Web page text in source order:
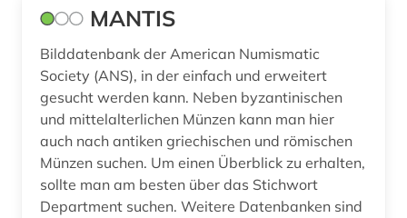
MANTIS
Bilddatenbank der American Numismatic
Society (ANS), in der einfach und erweitert
gesucht werden kann. Neben byzantinischen
und mittelalterlichen Münzen kann man hier
auch nach antiken griechischen und römischen
Münzen suchen. Um einen Überblick zu erhalten,
sollte man am besten über das Stichwort
Department suchen. Weitere Datenbanken sind